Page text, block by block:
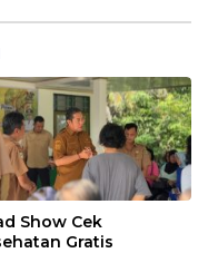
Show Cek
Gratis